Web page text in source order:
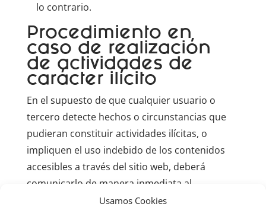
Usamos Cookies
lo contrario.
Procedimiento en
caso de realización
de actividades de
carácter ilícito
En el supuesto de que cualquier usuario o
tercero detecte hechos o circunstancias que
pudieran constituir actividades ilícitas, o
impliquen el uso indebido de los contenidos
accesibles a través del sitio web, deberá
comunicarlo de manera inmediata al